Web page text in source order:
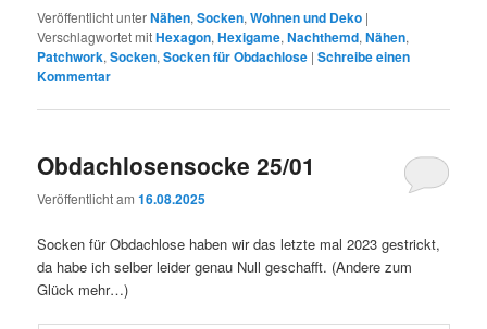
Veröffentlicht unterNähen,Socken,Wohnen und Deko |
Verschlagwortet mitHexagon,Hexigame,Nachthemd,Nähen,
Patchwork,Socken,Socken für Obdachlose |Schreibe einen
Kommentar
Obdachlosensocke 25/01
Veröffentlicht am16.08.2025
Socken für Obdachlose haben wir das letzte mal 2023 gestrickt,
da habe ich selber leider genau Null geschafft. (Andere zum
Glück mehr…)